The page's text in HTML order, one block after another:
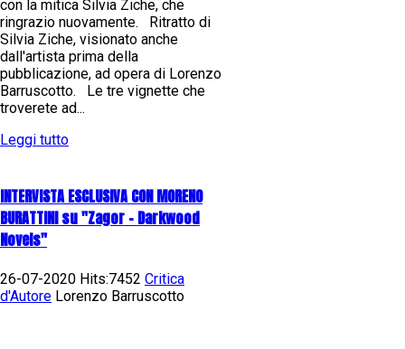
con la mitica Silvia Ziche, che
ringrazio nuovamente. Ritratto di
Silvia Ziche, visionato anche
dall'artista prima della
pubblicazione, ad opera di Lorenzo
Barruscotto. Le tre vignette che
troverete ad...
Leggi tutto
INTERVISTA ESCLUSIVA CON MORENO
BURATTINI su "Zagor - Darkwood
Novels"
26-07-2020 Hits:7452 Critica
d'Autore Lorenzo Barruscotto